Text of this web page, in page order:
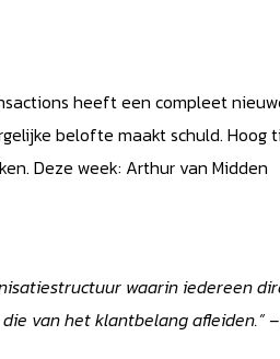
heeft een compleet
belofte maakt schuld.
Deze week: Arthur van Midden
waarin iedereen
van het klantbelang afleiden.”